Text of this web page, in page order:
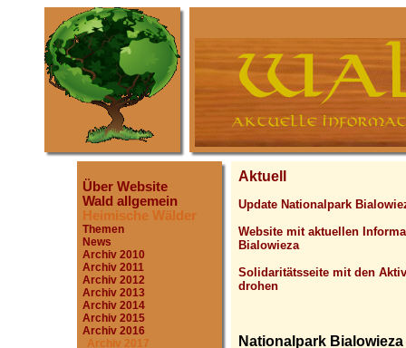
Über Website
Wald allgemein
Heimische Wälder
Themen
News
Archiv 2010
Archiv 2011
Archiv 2012
Archiv 2013
Archiv 2014
Archiv 2015
Archiv 2016
Archiv 2017
Aktuell
Update Nationalpark
Website mit aktuellen
Bialowieza
Solidaritätsseite mit den
drohen
Nationalpark